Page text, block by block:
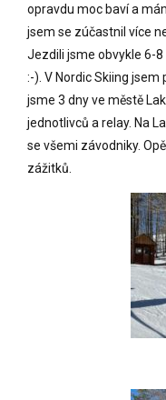
opravdu moc baví a
jsem se zúčastnil více
Jezdili jsme obvykle 6-
:-). V Nordic Skiing
jsme 3 dny ve městě
jednotlivců a relay. Na
se všemi závodniky.
zážitků.